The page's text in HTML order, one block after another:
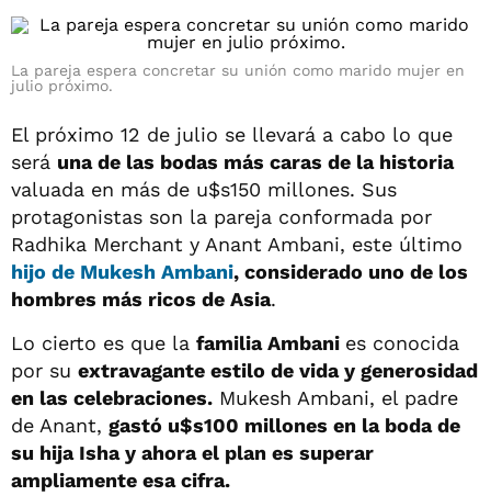
La pareja espera concretar su unión como marido mujer en
julio próximo.
El próximo 12 de julio se llevará a cabo lo que
será una de las bodas más caras de la historia
valuada en más de u$s150 millones. Sus
protagonistas son la pareja conformada por
Radhika Merchant y Anant Ambani, este último
hijo de Mukesh Ambani, considerado uno de los
hombres más ricos de Asia.
Lo cierto es que la familia Ambani es conocida
por su extravagante estilo de vida y generosidad
en las celebraciones. Mukesh Ambani, el padre
de Anant, gastó u$s100 millones en la boda de
su hija Isha y ahora el plan es superar
ampliamente esa cifra.